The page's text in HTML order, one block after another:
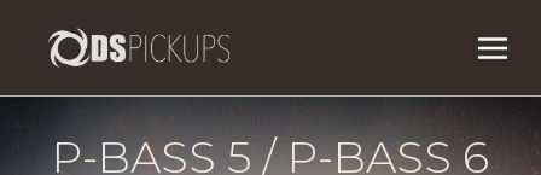
P-BASS 5 / P-BASS 6